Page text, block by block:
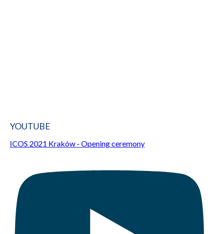
YOUTUBE
ICOS 2021 Kraków - Opening ceremony